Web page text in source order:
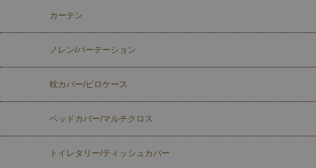
カーテン
ノレン/パーテーション
枕カバー/ピロケース
ベッドカバー/マルチクロス
トイレタリー/ティッシュカバー